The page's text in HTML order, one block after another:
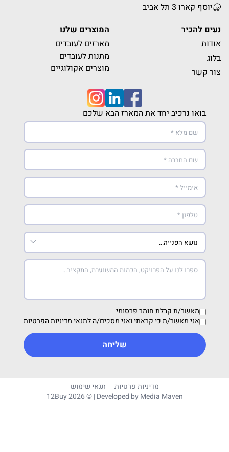
יוסף קארו 3 תל אביב
נעים להכיר
אודות
בלוג
צור קשר
המוצרים שלנו
מארזים לעובדים
מתנות לעובדים
מוצרים אקולוגיים
בואו נרכיב יחד את המארז הבא שלכם
מאשר/ת קבלת חומר פרסומי
אני מאשר/ת כי קראתי ואני מסכים/ה לתנאי מדיניות הפרטיות
שליחה
מדיניות פרטיות
תנאי שימוש
12Buy 2026 © | Developed byMedia Maven